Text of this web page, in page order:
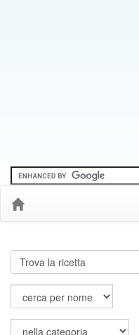
Cerca